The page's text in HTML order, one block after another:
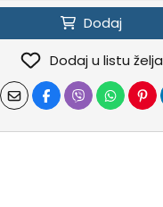
Dodaj
Dodaj u listu želja